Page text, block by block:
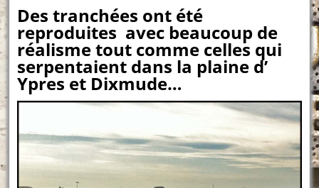
Des tranchées ont été
reproduites avec beaucoup de
réalisme tout comme celles qui
serpentaient dans la plaine d’
Ypres et Dixmude…